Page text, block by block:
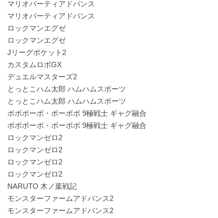
マリオパーティアドバンス
マリオパーティアドバンス
ロックマンエグゼ
ロックマンエグゼ
Jリーグポケット2
カスタムロボGX
デュエルマスターズ2
とっとこハム太郎 ハムハムスポーツ
とっとこハム太郎 ハムハムスポーツ
ボボボーボ・ボーボボ 9極戦士 ギャグ融合
ボボボーボ・ボーボボ 9極戦士 ギャグ融合
ロックマンゼロ2
ロックマンゼロ2
ロックマンゼロ2
ロックマンゼロ2
NARUTO 木ノ葉戦記
モンスターファームアドバンス2
モンスターファームアドバンス2